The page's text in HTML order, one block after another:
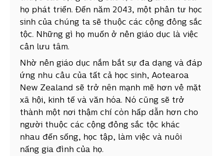
họ phát triển. Đến năm 2043, một phần tư học
sinh của chúng ta sẽ thuộc các cộng đồng sắc
tộc. Những gì họ muốn ở nền giáo dục là việc
cần lưu tâm.
Nhờ nền giáo dục nắm bắt sự đa dạng và đáp
ứng nhu cầu của tất cả học sinh, Aotearoa
New Zealand sẽ trở nên mạnh mẽ hơn về mặt
xã hội, kinh tế và văn hóa. Nó cũng sẽ trở
thành một nơi thậm chí còn hấp dẫn hơn cho
người thuộc các cộng đồng sắc tộc khác
nhau đến sống, học tập, làm việc và nuôi
nấng gia đình của họ.